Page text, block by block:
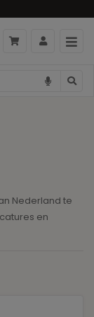
Nederland te
en